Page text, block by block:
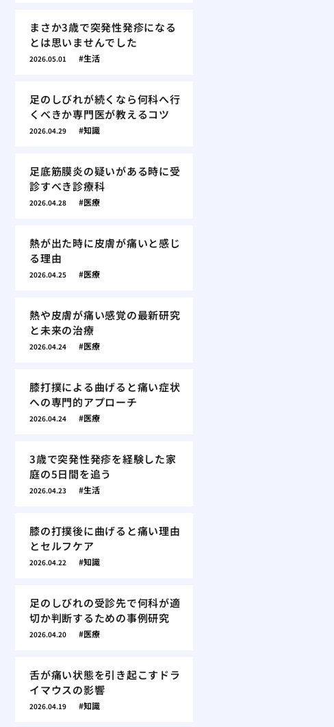
まさか3歳で突発性発疹になる
とは思いませんでした
2026.05.01 生活
足のしびれが続くなら何科へ行
くべきか専門医が教えるコツ
2026.04.29 知識
足底筋膜炎の疑いがある時に受
診すべき診療科
2026.04.28 医療
熱が出た時に皮膚が痛いと感じ
る理由
2026.04.25 医療
熱や皮膚が痛い感覚の最新研究
と未来の治療
2026.04.24 医療
膝打撲による曲げると痛い症状
への専門的アプローチ
2026.04.24 医療
3歳で突発性発疹を経験した家
庭の5日間を追う
2026.04.23 生活
膝の打撲後に曲げると痛い理由
とセルフケア
2026.04.22 知識
足のしびれの受診先で何科が適
切か判断するための事例研究
2026.04.20 医療
舌が痛い状態を引き起こすドラ
イマウスの影響
2026.04.19 知識